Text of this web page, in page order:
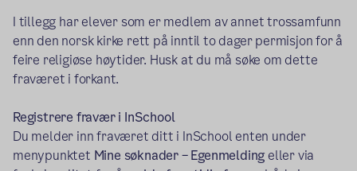
I tillegg har elever som er medlem av annet trossamfunn
enn den norsk kirke rett på inntil to dager permisjon for å
feire religiøse høytider. Husk at du må søke om dette
fraværet i forkant.
Registrere fravær i InSchool
Du melder inn fraværet ditt i InSchool enten under
menypunktet Mine søknader – Egenmeldingeller via